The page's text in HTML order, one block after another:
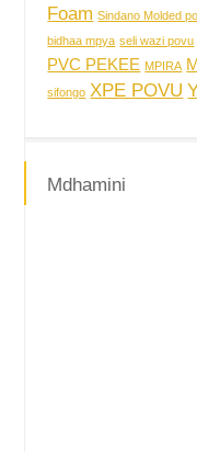
Foam Sindano Molded
bidhaa mpya seli wazi povu
PVC PEKEE MPIRA
sifongo XPE POVU
Mdhamini